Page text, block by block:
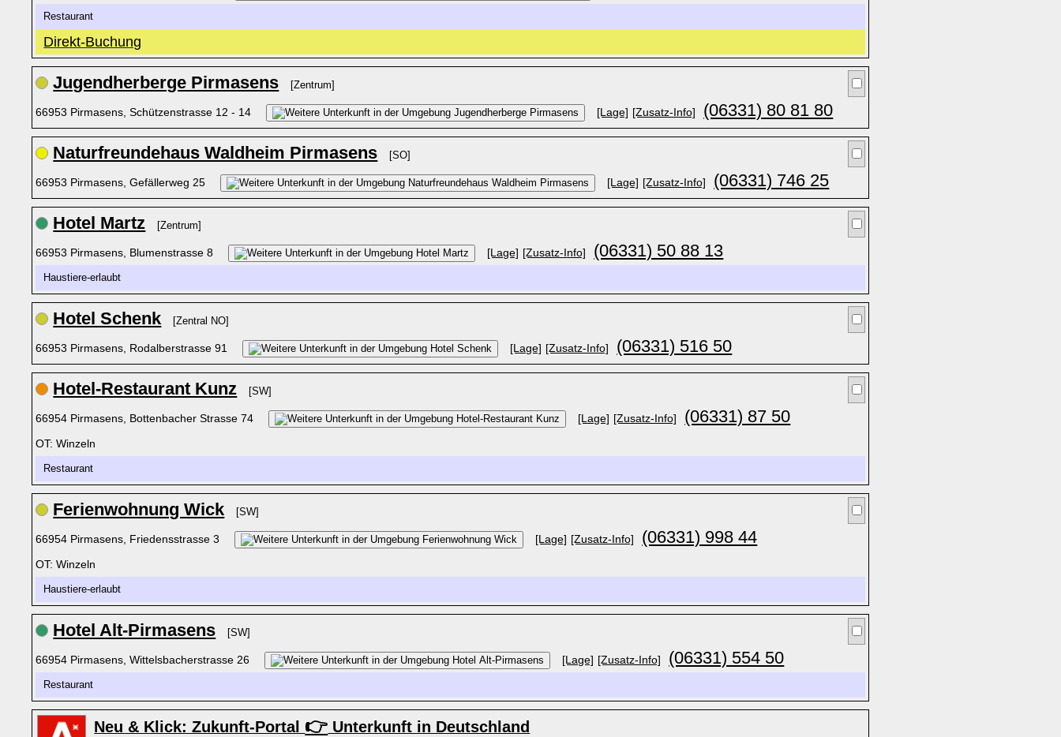
Restaurant
Direkt-Buchung
Jugendherberge Pirmasens [Zentrum]
66953 Pirmasens, Schützenstrasse 12 - 14 [Lage] [Zusatz-Info] (06331) 80 81 80
Naturfreundehaus Waldheim Pirmasens [SO]
66953 Pirmasens, Gefällerweg 25 [Lage] [Zusatz-Info] (06331) 746 25
Hotel Martz [Zentrum]
66953 Pirmasens, Blumenstrasse 8 [Lage] [Zusatz-Info] (06331) 50 88 13
Haustiere-erlaubt
Hotel Schenk [Zentral NO]
66953 Pirmasens, Rodalberstrasse 91 [Lage] [Zusatz-Info] (06331) 516 50
Hotel-Restaurant Kunz [SW]
66954 Pirmasens, Bottenbacher Strasse 74 [Lage] [Zusatz-Info] (06331) 87 50
OT: Winzeln
Restaurant
Ferienwohnung Wick [SW]
66954 Pirmasens, Friedensstrasse 3 [Lage] [Zusatz-Info] (06331) 998 44
OT: Winzeln
Haustiere-erlaubt
Hotel Alt-Pirmasens [SW]
66954 Pirmasens, Wittelsbacherstrasse 26 [Lage] [Zusatz-Info] (06331) 554 50
Restaurant
Neu & Klick: Zukunft-Portal 👉 Unterkunft in Deutschland